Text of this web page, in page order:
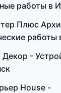
работы в
Плюс
работы
-
House -